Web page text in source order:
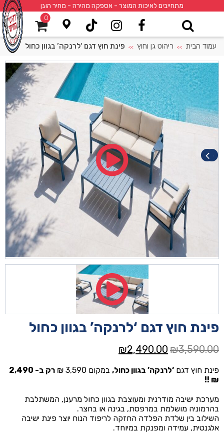
מתחייבים לאיכות המוצר - אספקה מהירה - מחיר הוגן
0
עמוד הבית >> ריהוט גן וחוץ >> פינת חוץ דגם ‘לרנקה’ בגוון כחול
פינת חוץ דגם ‘לרנקה’ בגוון כחול
₪3,590.00
המחיר
היה:
₪2,490.00
הוא:
פינת חוץ דגם ‘לרנקה’ בגוון כחול, במקום 3,590 ₪
רק ב- 2,490
₪ !!
מערכת ישיבה מודרנית ומעוצבת בגוון כחול מרענן, המשתלבת
בהרמוניה מושלמת במרפסת, בגינה או בחצר.
השילוב בין שלדת הפלדה החזקה לריפוד הנוח יוצר פינת ישיבה
אלגנטית, עמידה ומפנקת במיוחד.